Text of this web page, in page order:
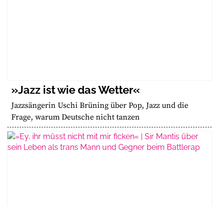
»Jazz ist wie das Wetter«
Jazzsängerin Uschi Brüning über Pop, Jazz und die
Frage, warum Deutsche nicht tanzen